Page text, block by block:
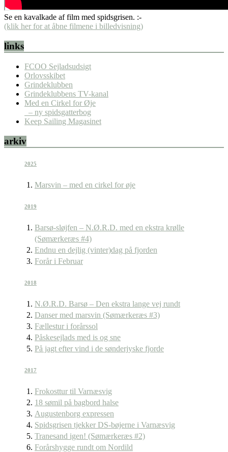
Se en kavalkade af film med spidsgrisen. :-
(klik her for at åbne filmene i billedvisning)
links
FCOO Sejladsudsigt
Orlovsskibet
Grindeklubben
Grindeklubbens TV-kanal
Med en Cirkel for Øje
– ny spidsgatterbog
Keep Sailing Magasinet
arkiv
2025
Marsvin – med en cirkel for øje
2019
Barsø-sløjfen – N.Ø.R.D. med en ekstra krølle
(Sømærkeræs #4)
Endnu en dejlig (vinter)dag på fjorden
Forår i Februar
2018
N.Ø.R.D. Barsø – Den ekstra lange vej rundt
Danser med marsvin (Sømærkeræs #3)
Fællestur i forårssol
Påskesejlads med is og sne
På jagt efter vind i de sønderjyske fjorde
2017
Frokosttur til Varnæsvig
18 sømil på bagbord halse
Augustenborg expressen
Spidsgrisen tjekker DS-bøjerne i Varnæsvig
Tranesand igen! (Sømærkeræs #2)
Forårshygge rundt om Nordild